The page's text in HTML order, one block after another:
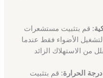
قم بتثبيت مستشعرات
الأضواء فقط عندما
من الاستهلاك الزائد
الحرارة: قم بتثبيت